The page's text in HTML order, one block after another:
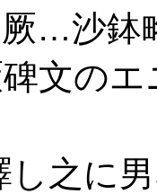
厥…沙
文の
し之に